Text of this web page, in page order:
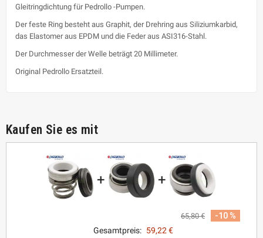
Gleitringdichtung für Pedrollo -Pumpen.
Der feste Ring besteht aus Graphit, der Drehring aus Siliziumkarbid,
das Elastomer aus EPDM und die Feder aus ASI316-Stahl.
Der Durchmesser der Welle beträgt 20 Millimeter.
Original Pedrollo Ersatzteil.
Kaufen Sie es mit
+ +
65,80 €
-10 %
Gesamtpreis: 59,22 €